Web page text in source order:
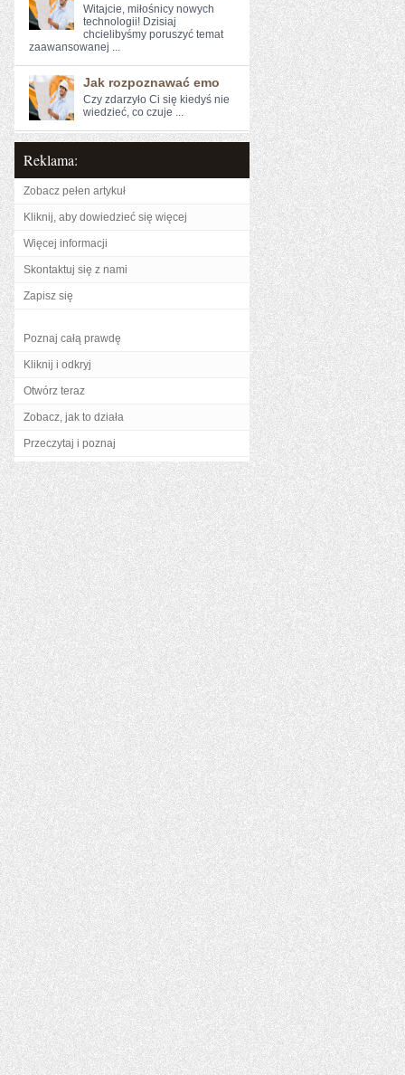
Witajcie, miłośnicy nowych⁢
technologii! Dzisiaj
chcielibyśmy poruszyć temat
zaawansowanej ...
Jak rozpoznawać emo
Czy zdarzyło Ci ‌się kiedyś ⁤nie
wiedzieć, ‍co czuje ...
Reklama:
Zobacz pełen artykuł
Kliknij, aby dowiedzieć się więcej
Więcej informacji
Skontaktuj się z nami
Zapisz się
Poznaj całą prawdę
Kliknij i odkryj
Otwórz teraz
Zobacz, jak to działa
Przeczytaj i poznaj